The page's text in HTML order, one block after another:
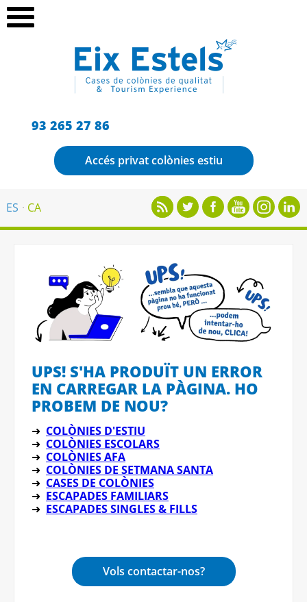
93 265 27 86
Accés privat colònies estiu
ES CA
UPS! S'HA PRODUÏT UN ERROR
EN CARREGAR LA PÀGINA. HO
PROBEM DE NOU?
➜ COLÒNIES D'ESTIU
➜ COLÒNIES ESCOLARS
➜ COLÒNIES AFA
➜ COLÒNIES DE SETMANA SANTA
➜ CASES DE COLÒNIES
➜ ESCAPADES FAMILIARS
➜ ESCAPADES SINGLES & FILLS
Vols contactar-nos?